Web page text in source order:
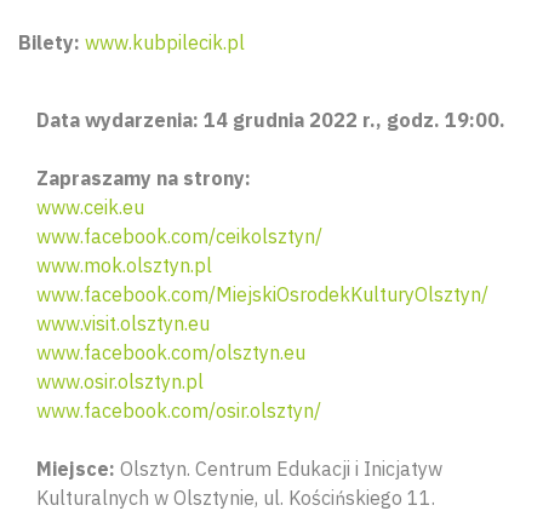
Bilety: www.kubpilecik.pl
Data wydarzenia: 14 grudnia 2022 r., godz. 19:00.
Zapraszamy na strony:
www.ceik.eu
www.facebook.com/ceikolsztyn/
www.mok.olsztyn.pl
www.facebook.com/MiejskiOsrodekKulturyOlsztyn/
www.visit.olsztyn.eu
www.facebook.com/olsztyn.eu
www.osir.olsztyn.pl
www.facebook.com/osir.olsztyn/
Miejsce: Olsztyn. Centrum Edukacji i Inicjatyw
Kulturalnych w Olsztynie, ul. Kościńskiego 11.